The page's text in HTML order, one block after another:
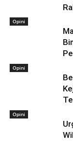
Opini
Opini
Opini